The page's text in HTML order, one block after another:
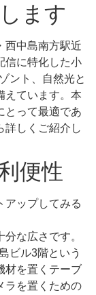
ます
西中島南方駅近
信に特化した小
ント、自然光と
えています。本
とって最適であ
詳しくご紹介し
便性
アップしてみる
な広さです。
ビル3階という
材を置くテーブ
ラを置くための